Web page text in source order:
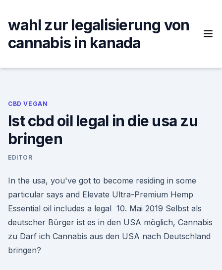
content
wahl zur legalisierung von
cannabis in kanada
CBD VEGAN
Ist cbd oil legal in die usa zu
bringen
EDITOR
In the usa, you've got to become residing in some
particular says and Elevate Ultra-Premium Hemp
Essential oil includes a legal 10. Mai 2019 Selbst als
deutscher Bürger ist es in den USA möglich, Cannabis
zu Darf ich Cannabis aus den USA nach Deutschland
bringen?